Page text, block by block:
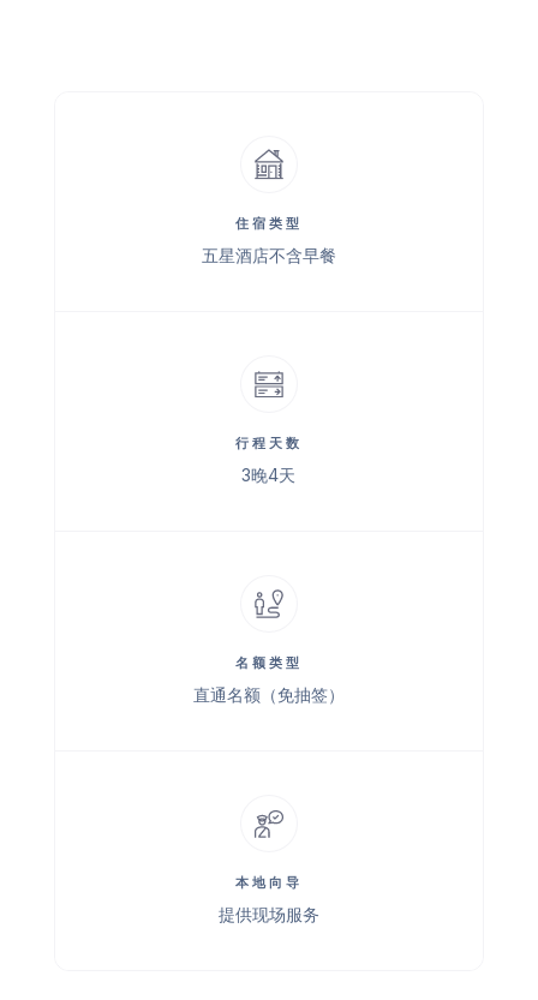
住宿类型
五星酒店不含早餐
行程天数
3晚4天
名额类型
直通名额（免抽签）
本地向导
提供现场服务